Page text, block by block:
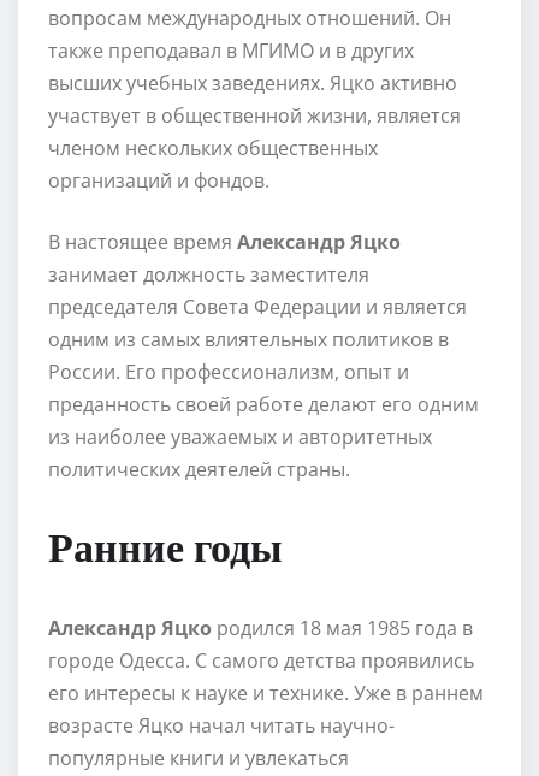
вопросам международных отношений. Он
также преподавал в МГИМО и в других
высших учебных заведениях. Яцко активно
участвует в общественной жизни, является
членом нескольких общественных
организаций и фондов.
В настоящее время Александр Яцко
занимает должность заместителя
председателя Совета Федерации и является
одним из самых влиятельных политиков в
России. Его профессионализм, опыт и
преданность своей работе делают его одним
из наиболее уважаемых и авторитетных
политических деятелей страны.
Ранние годы
Александр Яцко родился 18 мая 1985 года в
городе Одесса. С самого детства проявились
его интересы к науке и технике. Уже в раннем
возрасте Яцко начал читать научно-
популярные книги и увлекаться